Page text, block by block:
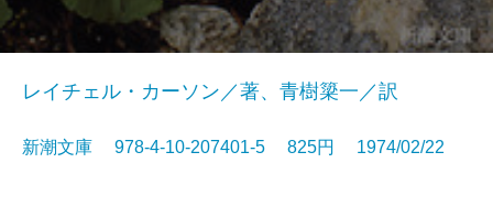
レイチェル・カーソン／著、青樹簗一／訳
新潮文庫 978-4-10-207401-5 825円 1974/02/22